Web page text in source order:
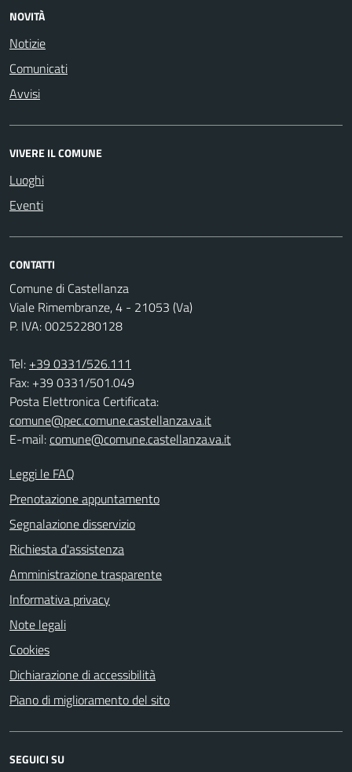
NOVITÀ
Notizie
Comunicati
Avvisi
VIVERE IL COMUNE
Luoghi
Eventi
CONTATTI
Comune di Castellanza
Viale Rimembranze, 4 - 21053 (Va)
P. IVA: 00252280128
Tel: +39 0331/526.111
Fax: +39 0331/501.049
Posta Elettronica Certificata:
comune@pec.comune.castellanza.va.it
E-mail:comune@comune.castellanza.va.it
Leggi le FAQ
Prenotazione appuntamento
Segnalazione disservizio
Richiesta d'assistenza
Amministrazione trasparente
Informativa privacy
Note legali
Cookies
Dichiarazione di accessibilità
Piano di miglioramento del sito
SEGUICI SU